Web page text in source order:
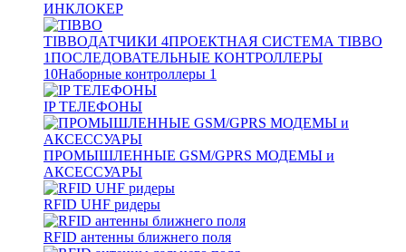
ИНКЛОКЕР
TIBBOДАТЧИКИ 4ПРОЕКТНАЯ СИСТЕМА TIBBO
1ПОСЛЕДОВАТЕЛЬНЫЕ КОНТРОЛЛЕРЫ
10Наборные контроллеры 1
IP ТЕЛЕФОНЫ
ПРОМЫШЛЕННЫЕ GSM/GPRS МОДЕМЫ и
АКСЕССУАРЫ
RFID UHF ридеры
RFID антенны ближнего поля